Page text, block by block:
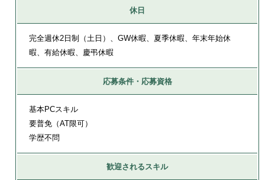
休日
完全週休2日制（土日）、GW休暇、夏季休暇、年末年始休
暇、有給休暇、慶弔休暇
応募条件・応募資格
基本PCスキル
要普免（AT限可）
学歴不問
歓迎されるスキル